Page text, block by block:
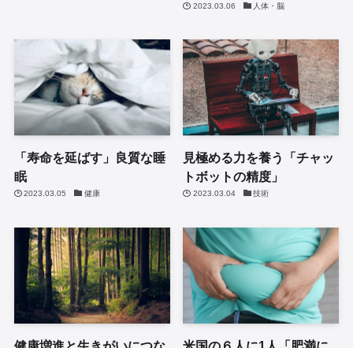
2023.03.06 人体・脳
「寿命を延ばす」良質な睡
眠
2023.03.05 健康
見極める力を養う「チャッ
トボットの精度」
2023.03.04 技術